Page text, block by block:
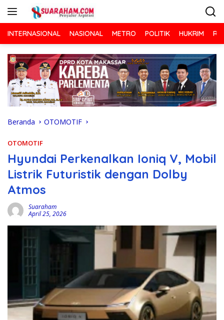
INTERNASIONAL NASIONAL METRO POLITIK HUKRIM
Beranda OTOMOTIF
OTOMOTIF
Hyundai Perkenalkan Ioniq V, Mobil
Listrik Futuristik dengan Dolby
Atmos
Suaraham
April 25, 2026